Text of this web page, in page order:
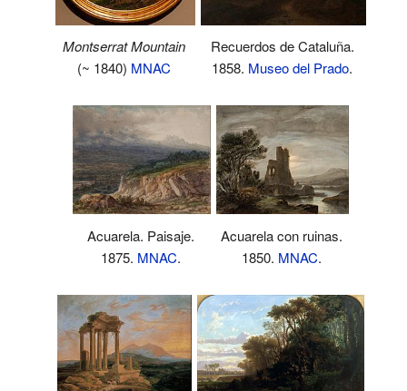
Montserrat Mountain
(~ 1840) MNAC
Recuerdos de Cataluña.
1858. Museo del Prado.
Acuarela. Paisaje.
1875. MNAC.
Acuarela con ruinas.
1850. MNAC.